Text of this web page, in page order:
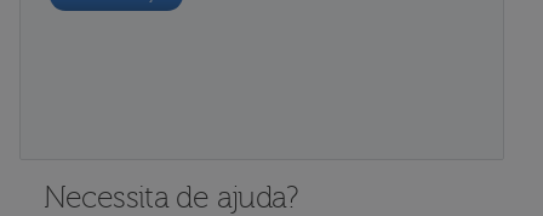
Necessita de ajuda?